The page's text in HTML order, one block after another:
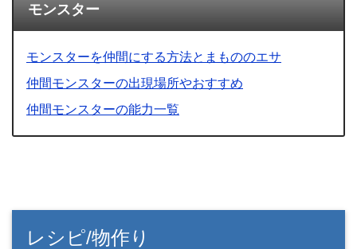
モンスター
モンスターを仲間にする方法とまもののエサ
仲間モンスターの出現場所やおすすめ
仲間モンスターの能力一覧
レシピ/物作り